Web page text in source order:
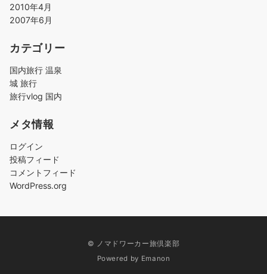
2010年4月
2007年6月
カテゴリー
国内旅行 温泉
城 旅行
旅行vlog 国内
メタ情報
ログイン
投稿フィード
コメントフィード
WordPress.org
© ノマドワーカー旅倶楽部
Powered by Emanon